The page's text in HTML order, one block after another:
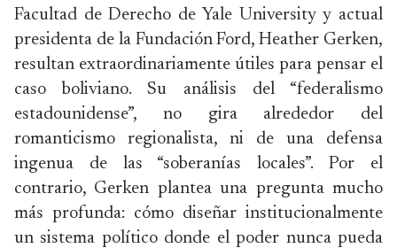
Facultad de Derecho de Yale University y actual
presidenta de la Fundación Ford, Heather Gerken,
resultan extraordinariamente útiles para pensar el
caso boliviano. Su análisis del “federalismo
estadounidense”, no gira alrededor del
romanticismo regionalista, ni de una defensa
ingenua de las “soberanías locales”. Por el
contrario, Gerken plantea una pregunta mucho
más profunda: cómo diseñar institucionalmente
un sistema político donde el poder nunca pueda